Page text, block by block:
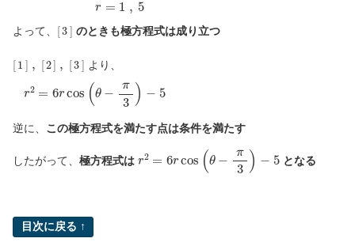
よって、 [3 ] のときも極方程式は成り立つ
[ 1 ] [2] [3] より、
2 rcos −π −5
逆に、 この極方程式を満たす点は条件を満たす
したがって、 極方程式は 2 rcos θ−π −5 となる
目次に戻る ↑